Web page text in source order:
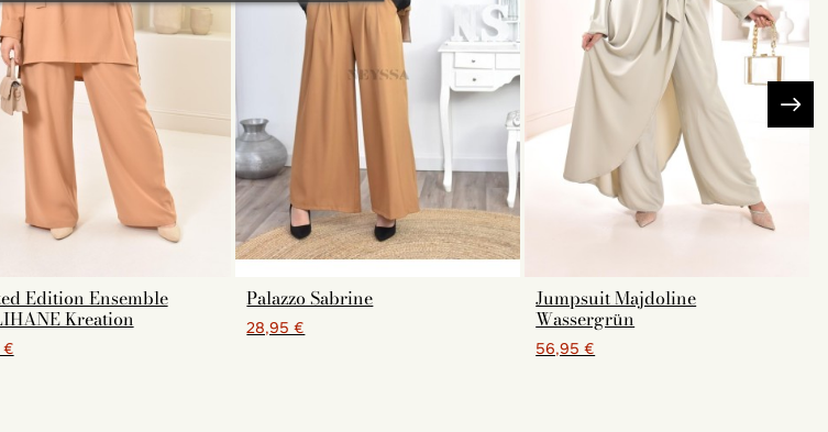
Edition Ensemble
Kreation
€
Palazzo Sabrine
28,95 €
Jumpsuit Majdoline
Wassergrün
56,95 €